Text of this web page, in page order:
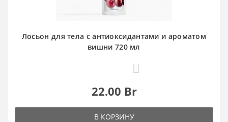
Лосьон для тела с антиоксидантами и ароматом
вишни 720 мл
22.00 Br
В КОРЗИНУ